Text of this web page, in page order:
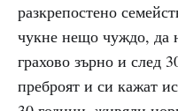
разкрепостено
чукне нещо чуждо, да
грахово зърно и след
преброят и си кажат